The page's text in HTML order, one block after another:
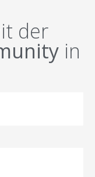
der
in